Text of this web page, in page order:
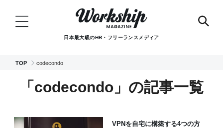
日本最大級のHR・フリーランスメディア
TOP codecondo
「codecondo」の記事一覧
VPNを自宅に構築する4つの方